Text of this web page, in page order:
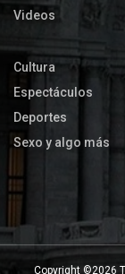
Videos
Cultura
Espectáculos
Deportes
Sexo y algo más
Copyright ©2026